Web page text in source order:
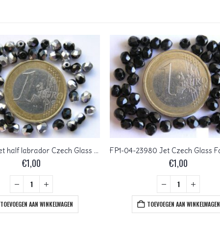
0010440 Jet half labrador Czech Glass Facet Firepolish 4mm 50 stuks
€1,00
TOEVOEGEN AAN WINKELWAGEN
€1,00
TOEVOEGEN AAN WINKELWAGEN